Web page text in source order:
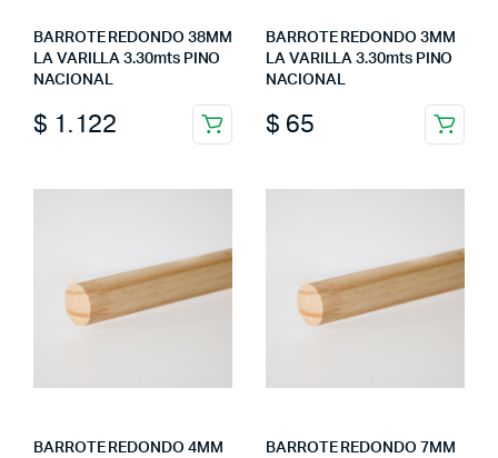
BARROTE REDONDO 38MM
LA VARILLA 3.30mts PINO
NACIONAL
$ 1.122
BARROTE REDONDO 3MM
LA VARILLA 3.30mts PINO
NACIONAL
$ 65
BARROTE REDONDO 4MM
BARROTE REDONDO 7MM